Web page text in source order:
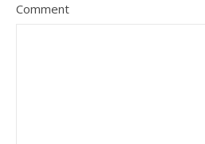
Comment